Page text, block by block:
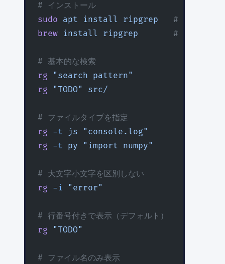
# インストール
sudo apt install ripgrep
# Debian/
brew install ripgrep
       # macOS
# 基本的な検索
rg "search pattern"
rg "TODO" src/
# ファイルタイプを指定
rg -t js "console.log"
rg -t py "import numpy"
# 大文字小文字を区別しない
rg -i "error"
# 行番号付きで表示（デフォルト）
rg "TODO"
# ファイル名のみ表示